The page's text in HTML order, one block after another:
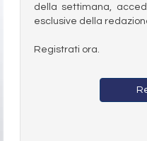
della settimana,
esclusive della
Registrati ora.